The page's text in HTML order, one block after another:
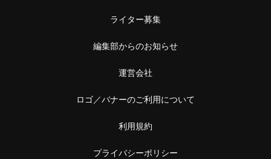
ライター募集
編集部からのお知らせ
運営会社
ロゴ／バナーのご利用について
利用規約
プライバシーポリシー